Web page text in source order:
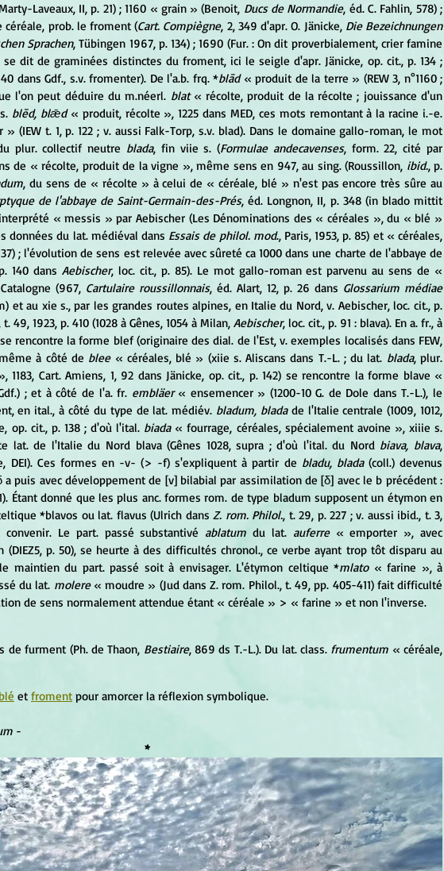
Laveaux, II, p. 21) ; 1160 « grain » (Benoit, Ducs de Normandie
céréale, prob. le froment (Cart. Compiègne, 2, 349 d'apr. O. Jänicke, Die Bezeichnungen
Sprachen, Tübingen 1967, p. 134) ; 1690 (Fur. : On dit proverbialement, crier famine
dit de graminées distinctes du froment, ici le seigle d'apr. Jänicke, op. cit., p. 134 ;
dans Gdf., s.v. fromenter). De l'a.b. frq. *blād « produit de la terre » (REW 3, n°1160 ;
l'on peut déduire du m.néerl. blat « récolte, produit de la récolte ; jouissance d'un
blēd, blǣd
(IEW t. 1, p. 122 ; v. aussi Falk-Torp, s.v. blad). Dans le domaine gallo-roman, le mot
plur. collectif neutre blada, fin viie s. (Formulae andecavenses, form. 22, cité par
de « récolte, produit de la vigne », même sens en 947, au sing. (Roussillon, ibid., p.
, du sens de « récolte » à celui de « céréale, blé » n'est pas encore très sûre au
de l'abbaye de Saint-Germain-des-Prés, éd. Longnon, II, p. 348 (in blado mittit
« messis » par Aebischer (Les Dénominations des « céréales », du « blé »
du lat. médiéval dans Essais de philol. mod., Paris, 1953, p. 85) et « céréales,
; l'évolution de sens est relevée avec sûreté ca 1000 dans une charte de l'abbaye de
140 dans Aebischer, loc. cit., p. 85). Le mot gallo-roman est parvenu au sens de «
(967, Cartulaire roussillonnais, éd. Alart, 12, p. 26 dans Glossarium médiae
et au xie s., par les grandes routes alpines, en Italie du Nord, v. Aebischer, loc. cit., p.
t. 49, 1923, p. 410 (1028 à Gênes, 1054 à Milan, Aebischer, loc. cit., p. 91 : blava). En a. fr., à
rencontre la forme blef (originaire des dial. de l'Est, v. exemples localisés dans FEW,
à côté de blee « céréales, blé » (xiie s. Aliscans dans T.-L. ; du lat. blada, plur.
Cart. Amiens, 1, 92 dans Jänicke, op. cit., p. 142) se rencontre la forme blave «
; et à côté de l'a. fr. embläer « ensemencer » (1200-10 G. de Dole dans T.-L.), le
en ital., à côté du type de lat. médiév. bladum, blada de l'Italie centrale (1009, 1012,
op. cit., p. 138 ; d'où l'ital. biada « fourrage, céréales, spécialement avoine », xiiie s.
lat. de l'Italie du Nord blava (Gênes 1028, supra ; d'où l'ital. du Nord biava, blava,
DEI). Ces formes en -v- (> -f) s'expliquent à partir de bladu, blada (coll.) devenus
puis avec développement de [v] bilabial par assimilation de [δ] avec le b précédent :
Étant donné que les plus anc. formes rom. de type bladum supposent un étymon en
*blavos ou lat. flavus (Ulrich dans Z. rom. Philol., t. 29, p. 227 ; v. aussi ibid., t. 3,
Le part. passé substantivé ablatum du lat. auferre « emporter », avec
p. 50), se heurte à des difficultés chronol., ce verbe ayant trop tôt disparu au
maintien du part. passé soit à envisager. L'étymon celtique *mlato « farine », à
du lat. molere « moudre » (Jud dans Z. rom. Philol., t. 49, pp. 405-411) fait difficulté
de sens normalement attendue étant « céréale » > « farine » et non l'inverse.
de furment (Ph. de Thaon, Bestiaire, 869 ds T.-L.). Du lat. class. frumentum « céréale,
blé et froment pour amorcer la réflexion symbolique.
-
*